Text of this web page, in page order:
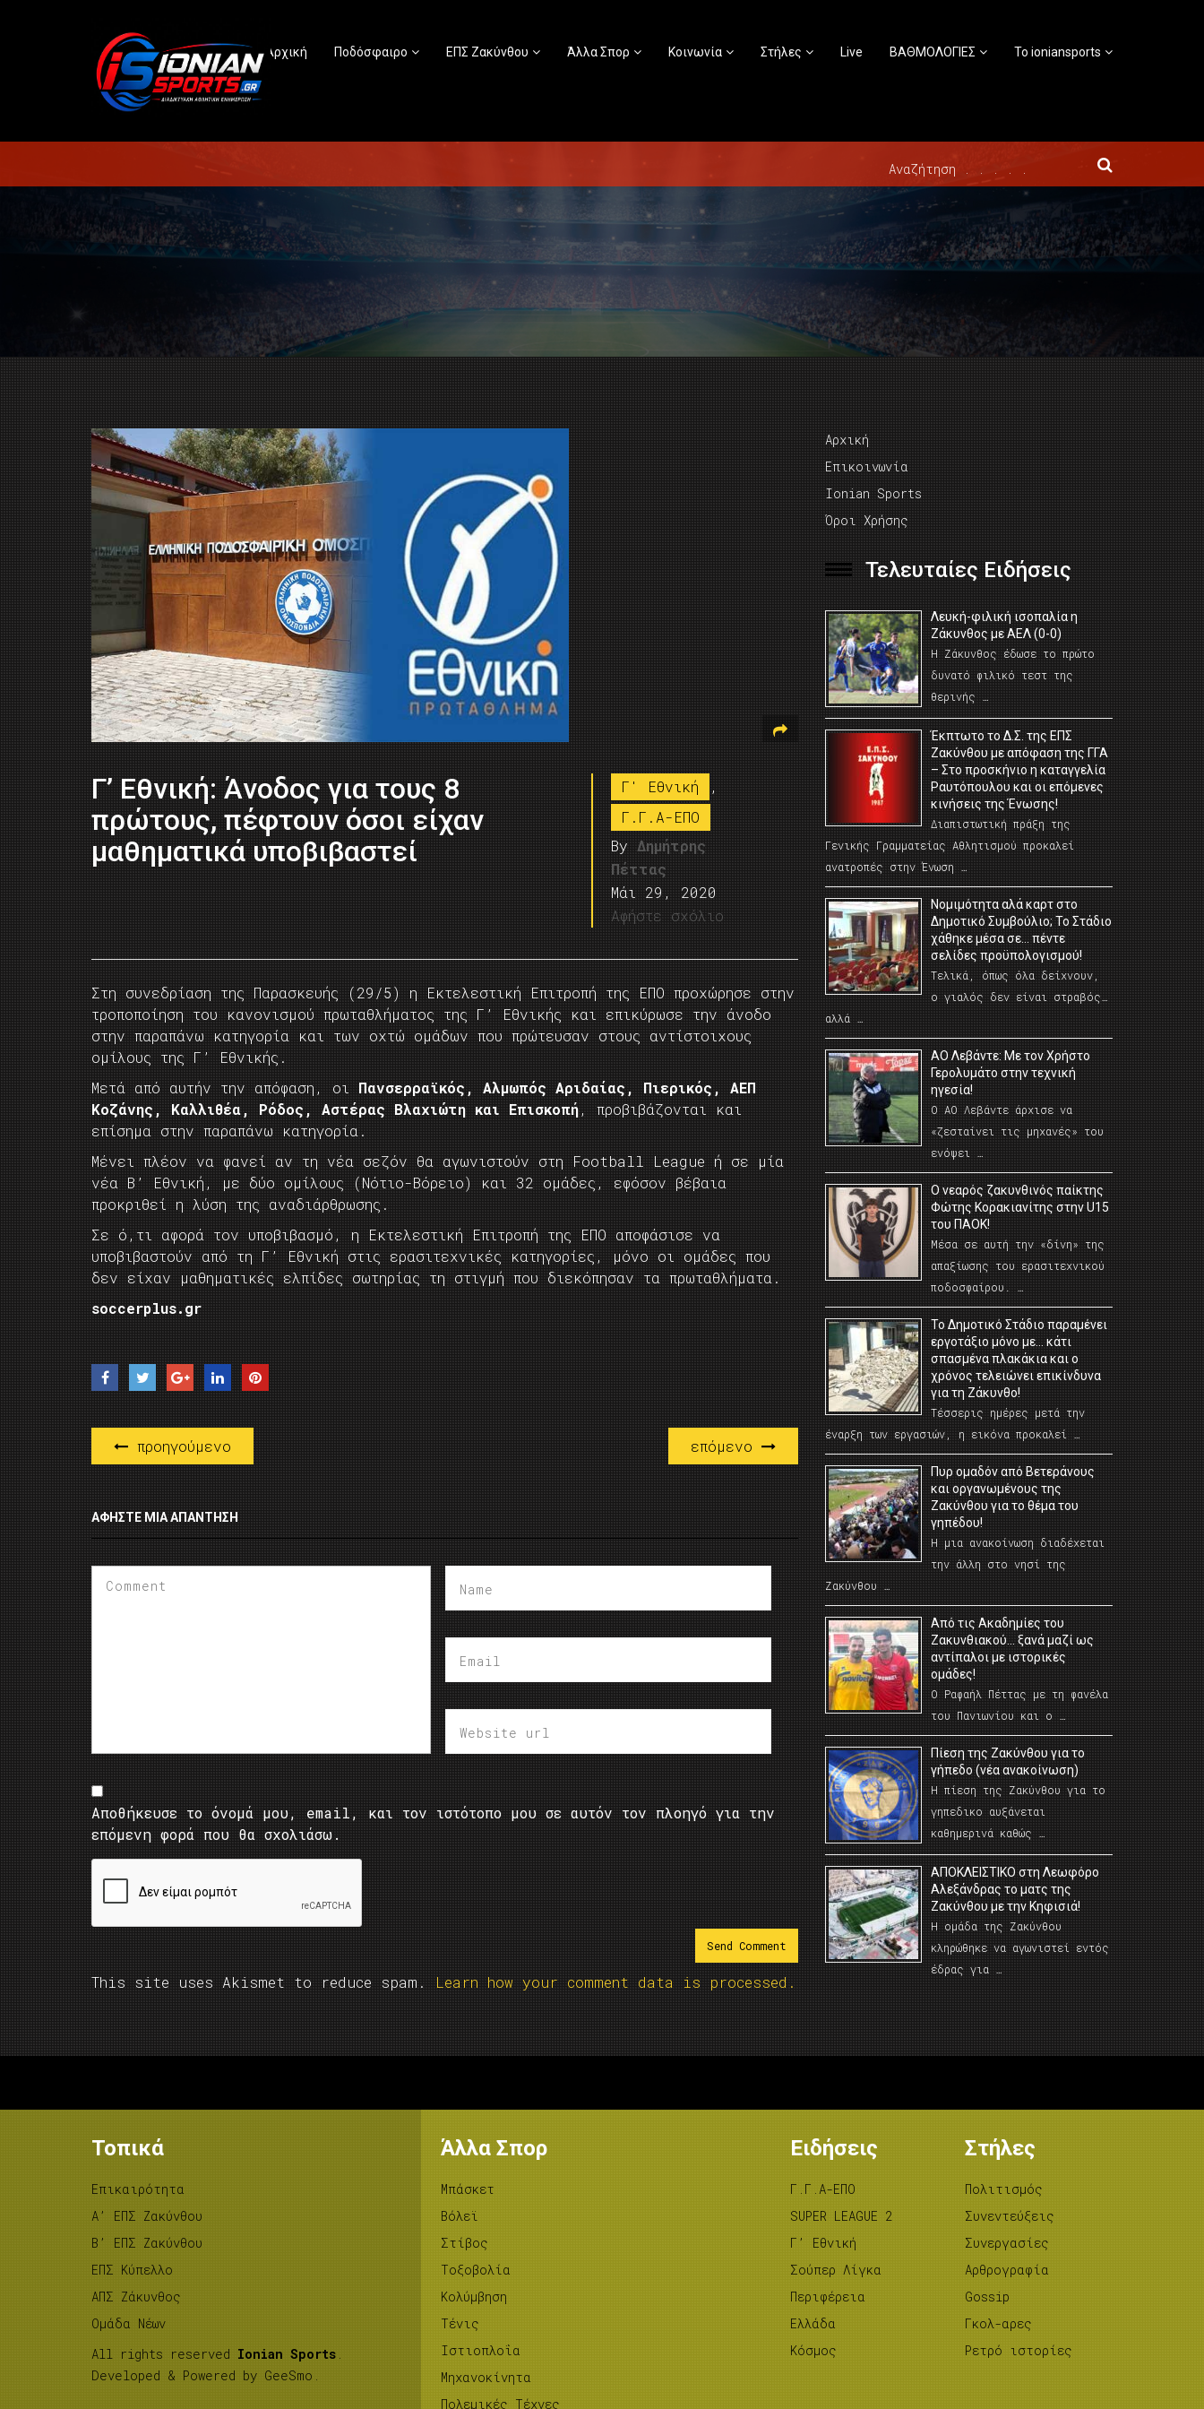
Αρχική Ποδόσφαιρο ΕΠΣ Ζακύνθου Άλλα Σπορ Κοινωνία Στήλες Live ΒΑΘΜΟΛΟΓΙΕΣ Το ioniansports
Γ’ Εθνική: Άνοδος για τους 8
πρώτους, πέφτουν όσοι είχαν
μαθηματικά υποβιβαστεί
Γ' Εθνική
,
Γ.Γ.Α-ΕΠΟ
By Δημήτρης
Πέττας
Μάι 29, 2020
Αφήστε σχόλιο
Στη συνεδρίαση της Παρασκευής (29/5) η Εκτελεστική Επιτροπή της ΕΠΟ προχώρησε στην
τροποποίηση του κανονισμού πρωταθλήματος της Γ’ Εθνικής και επικύρωσε την άνοδο
στην παραπάνω κατηγορία και των οχτώ ομάδων που πρώτευσαν στους αντίστοιχους
ομίλους της Γ’ Εθνικής.
Μετά από αυτήν την απόφαση, οι Πανσερραϊκός, Αλμωπός Αριδαίας, Πιερικός, ΑΕΠ
Κοζάνης, Καλλιθέα, Ρόδος, Αστέρας Βλαχιώτη και Επισκοπή, προβιβάζονται και
επίσημα στην παραπάνω κατηγορία.
Μένει πλέον να φανεί αν τη νέα σεζόν θα αγωνιστούν στη Football League ή σε μία
νέα Β’ Εθνική, με δύο ομίλους (Νότιο-Βόρειο) και 32 ομάδες, εφόσον βέβαια
προκριθεί η λύση της αναδιάρθρωσης.
Σε ό,τι αφορά τον υποβιβασμό, η Εκτελεστική Επιτροπή της ΕΠΟ αποφάσισε να
υποβιβαστούν από τη Γ’ Εθνική στις ερασιτεχνικές κατηγορίες, μόνο οι ομάδες που
δεν είχαν μαθηματικές ελπίδες σωτηρίας τη στιγμή που διεκόπησαν τα πρωταθλήματα.
soccerplus.gr
προηγούμενο επόμενο
ΑΦΉΣΤΕ ΜΙΑ ΑΠΆΝΤΗΣΗ
Αποθήκευσε το όνομά μου, email, και τον ιστότοπο μου σε αυτόν τον πλοηγό για την
επόμενη φορά που θα σχολιάσω.
This site uses Akismet to reduce spam. Learn how your comment data is processed.
Αρχική
Επικοινωνία
Ionian Sports
Όροι Χρήσης
Τελευταίες Ειδήσεις
Λευκή-φιλική ισοπαλία η
Ζάκυνθος με ΑΕΛ (0-0)
Η Ζάκυνθος έδωσε το πρώτο
δυνατό φιλικό τεστ της
θερινής …
Έκπτωτο το Δ.Σ. της ΕΠΣ
Ζακύνθου με απόφαση της ΓΓΑ
– Στο προσκήνιο η καταγγελία
Ραυτόπουλου και οι επόμενες
κινήσεις της Ένωσης!
Διαπιστωτική πράξη της
Γενικής Γραμματείας Αθλητισμού προκαλεί
ανατροπές στην Ένωση …
Νομιμότητα αλά καρτ στο
Δημοτικό Συμβούλιο; Το Στάδιο
χάθηκε μέσα σε… πέντε
σελίδες προϋπολογισμού!
Τελικά, όπως όλα δείχνουν,
ο γιαλός δεν είναι στραβός…
αλλά …
ΑΟ Λεβάντε: Με τον Χρήστο
Γερολυμάτο στην τεχνική
ηγεσία!
Ο ΑΟ Λεβάντε άρχισε να
«ζεσταίνει τις μηχανές» του
ενόψει …
O νεαρός ζακυνθινός παίκτης
Φώτης Κορακιανίτης στην U15
του ΠΑΟΚ!
Μέσα σε αυτή την «δίνη» της
απαξίωσης του ερασιτεχνικού
ποδοσφαίρου. …
Το Δημοτικό Στάδιο παραμένει
εργοτάξιο μόνο με… κάτι
σπασμένα πλακάκια και ο
χρόνος τελειώνει επικίνδυνα
για τη Ζάκυνθο!
Τέσσερις ημέρες μετά την
έναρξη των εργασιών, η εικόνα προκαλεί …
Πυρ ομαδόν από Βετεράνους
και οργανωμένους της
Ζακύνθου για το θέμα του
γηπέδου!
Η μια ανακοίνωση διαδέχεται
την άλλη στο νησί της
Ζακύνθου …
Από τις Ακαδημίες του
Ζακυνθιακού… ξανά μαζί ως
αντίπαλοι με ιστορικές
ομάδες!
Ο Ραφαήλ Πέττας με τη φανέλα
του Πανιωνίου και ο …
Πίεση της Ζακύνθου για το
γήπεδο (νέα ανακοίνωση)
Η πίεση της Ζακύνθου για το
γηπεδικο αυξάνεται
καθημερινά καθώς …
AΠΟΚΛΕΙΣΤΙΚΟ στη Λεωφόρο
Αλεξάνδρας το ματς της
Ζακύνθου με την Κηφισιά!
Η ομάδα της Ζακύνθου
κληρώθηκε να αγωνιστεί εντός
έδρας για …
Τοπικά
Επικαιρότητα
A’ ΕΠΣ Ζακύνθου
B’ ΕΠΣ Ζακύνθου
ΕΠΣ Κύπελλο
ΑΠΣ Ζάκυνθος
Ομάδα Νέων
All rights reserved Ionian Sports .
Developed & Powered by GeeSmo .
Άλλα Σπορ
Μπάσκετ
Βόλεϊ
Στίβος
Tοξοβολία
Κολύμβηση
Τένις
Ιστιοπλοΐα
Μηχανοκίνητα
Πολεμικές Τέχνες
Ειδήσεις
Γ.Γ.Α-ΕΠΟ
SUPER LEAGUE 2
Γ’ Εθνική
Σούπερ Λίγκα
Περιφέρεια
Ελλάδα
Κόσμος
Στήλες
Πολιτισμός
Συνεντεύξεις
Συνεργασίες
Αρθρογραφία
Gossip
Γκολ-αρες
Ρετρό ιστορίες